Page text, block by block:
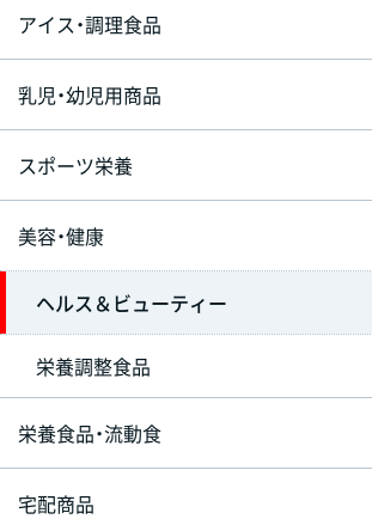
アイス・調理食品
乳児・幼児用商品
スポーツ栄養
美容・健康
ヘルス＆ビューティー
栄養調整食品
栄養食品・流動食
宅配商品